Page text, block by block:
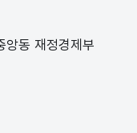
동 재정경제부